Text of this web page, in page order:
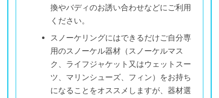
換やバディのお誘い合わせなどにご利用
ください。
スノーケリングにはできるだけご自分専
用のスノーケル器材（スノーケルマス
ク、ライフジャケット又はウェットスー
ツ、マリンシューズ、フィン）をお持ち
になることをオススメしますが、器材選